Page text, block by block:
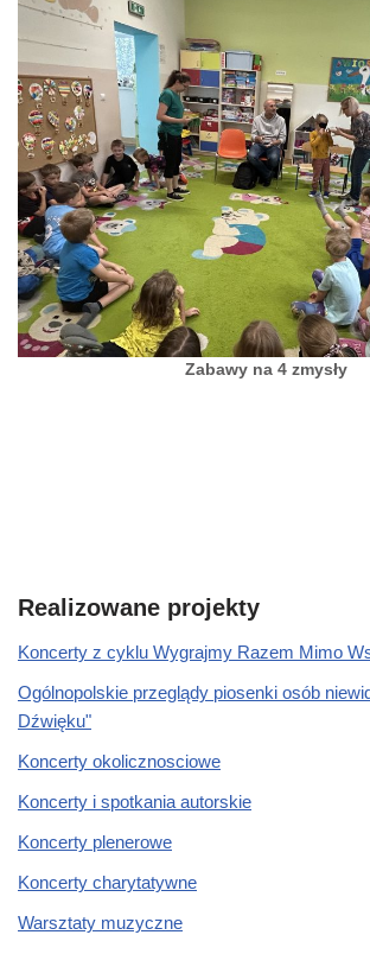
Zabawy na 4 zmysły
Realizowane projekty
Koncerty z cyklu Wygrajmy Razem Mimo
Ogólnopolskie przeglądy piosenki osób
Dźwięku"
Koncerty okolicznosciowe
Koncerty i spotkania autorskie
Koncerty plenerowe
Koncerty charytatywne
Warsztaty muzyczne